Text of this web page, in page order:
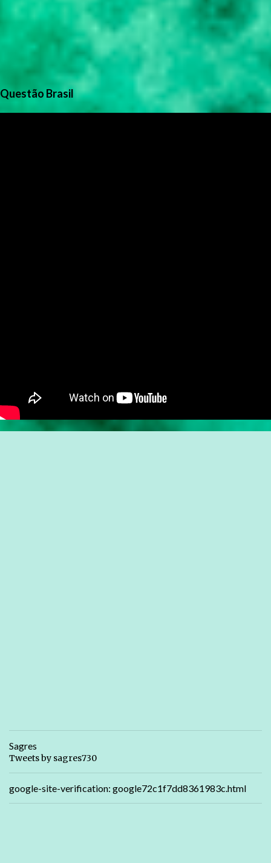
Questão Brasil
Sagres
Tweets by sagres730
google-site-verification: google72c1f7dd8361983c.html